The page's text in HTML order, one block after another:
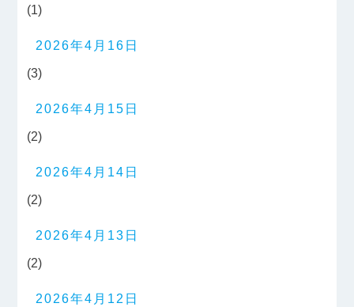
(1)
2026年4月16日
(3)
2026年4月15日
(2)
2026年4月14日
(2)
2026年4月13日
(2)
2026年4月12日